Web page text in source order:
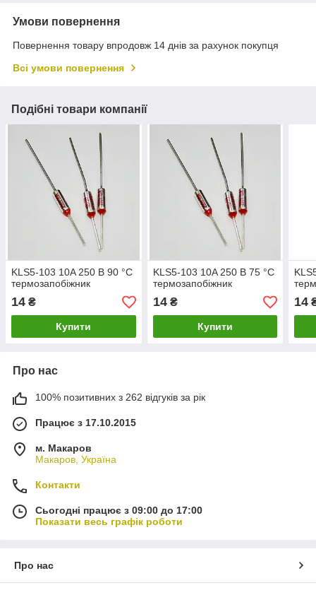
Умови повернення
Повернення товару впродовж 14 днів за рахунок покупця
Всі умови повернення
Подібні товари компанії
KLS5-103 10A 250 В 90 °C
термозапобіжник
14 ₴
Купити
KLS5-103 10A 250 В 75 °C
термозапобіжник
14₴
Купити
14
Про нас
100% позитивних з 262 відгуків за рік
Працює з 17.10.2015
м. Макаров
Макаров, Україна
Контакти
Сьогодні працює з 09:00 до 17:00
Показати весь графік роботи
Про нас